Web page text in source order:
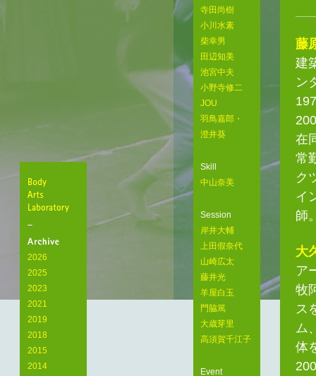
寺田尚樹
小川水素
柴幸男
田辺知美
池宮中夫
小野寺修二
JOU
羽鳥嘉郎・
澄井葵
Skill
中山奈美
Session
岸井大輔
上田假奈代
山崎広太
藤井光
羊屋白玉
門脇篤
大歳芽里
高須賀千江子
Event
Body
Arts
Laboratory
2026
2025
2023
2021
2019
2018
2015
2014
藤
建
ン
在
常
ク
イ
師
大
ア
牧
ス
ム
体